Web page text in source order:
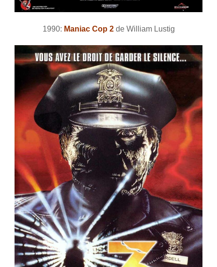
1990: Maniac Cop 2de William Lustig